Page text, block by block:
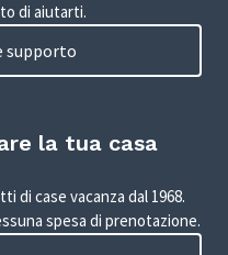
di aiutarti.
supporto
la tua casa
di case vacanza dal 1968.
spesa di prenotazione.